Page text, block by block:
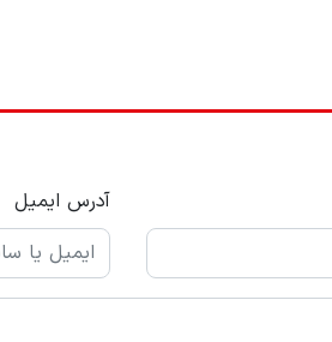
آدرس ایمیل